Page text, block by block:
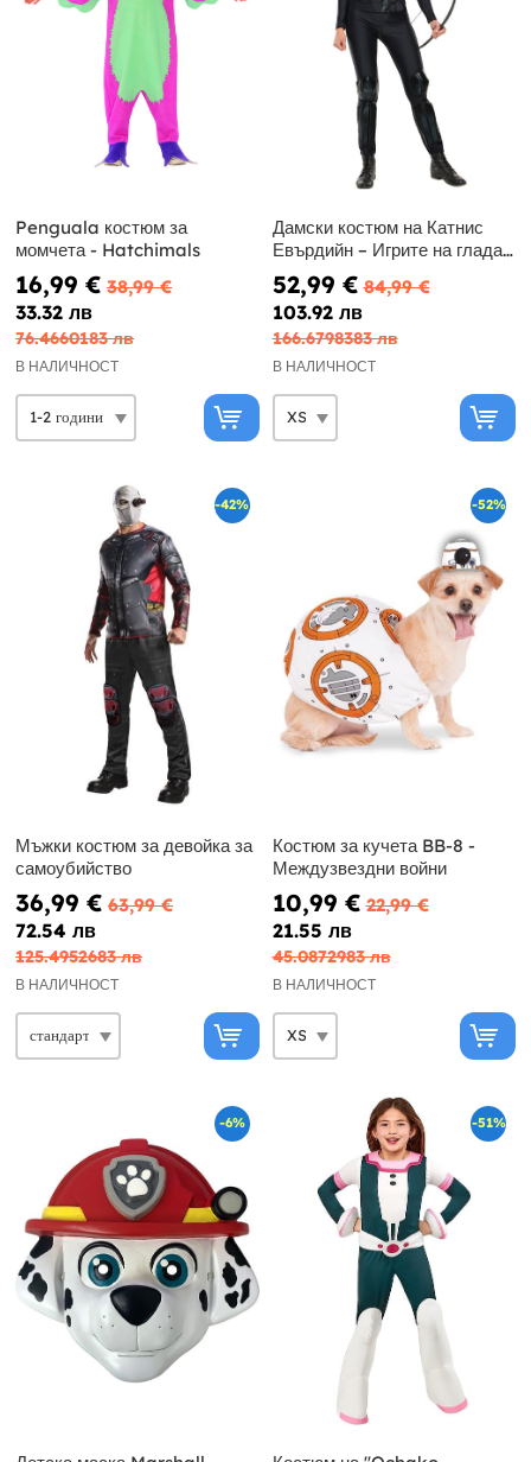
Penguala костюм за
момчета - Hatchimals
16,99 € 38,99 €
33.32 лв
76.4660183 лв
В НАЛИЧНОСТ
Дамски костюм на Катнис
Евърдийн – Игрите на глада:
Сойка присмехулка
52,99 € 84,99 €
103.92 лв
166.6798383 лв
В НАЛИЧНОСТ
-42%
Мъжки костюм за девойка за
самоубийство
36,99 € 63,99 €
72.54 лв
125.4952683 лв
В НАЛИЧНОСТ
-52%
Костюм за кучета BB-8 -
Междузвездни войни
10,99 € 22,99 €
21.55 лв
45.0872983 лв
В НАЛИЧНОСТ
-6% -51%